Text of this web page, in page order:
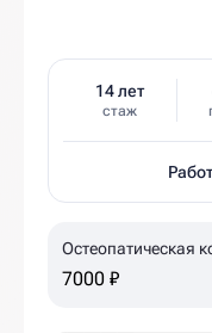
14 лет
стаж
Остеопатическая
7000 ₽